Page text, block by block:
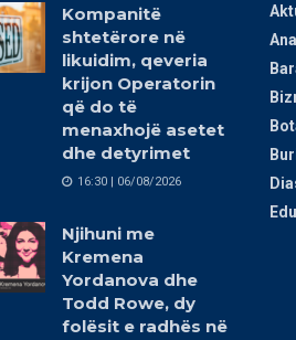
Kompanitë
shtetërore në
likuidim, qeveria
krijon Operatorin
që do të
menaxhojë asetet
dhe detyrimet
16:30 | 06/08/2026
Njihuni me
Kremena
Yordanova dhe
Todd Rowe, dy
folësit e radhës në